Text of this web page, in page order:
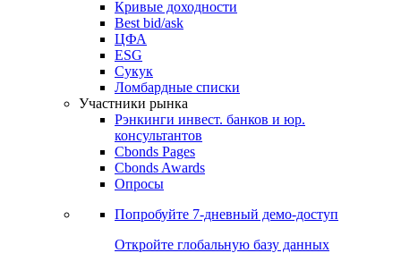
Кривые доходности
Best bid/ask
ЦФА
ESG
Сукук
Ломбардные списки
Участники рынка
Рэнкинги инвест. банков и юр.
консультантов
Cbonds Pages
Cbonds Awards
Опросы
Попробуйте 7-дневный демо-доступ
Откройте глобальную базу данных